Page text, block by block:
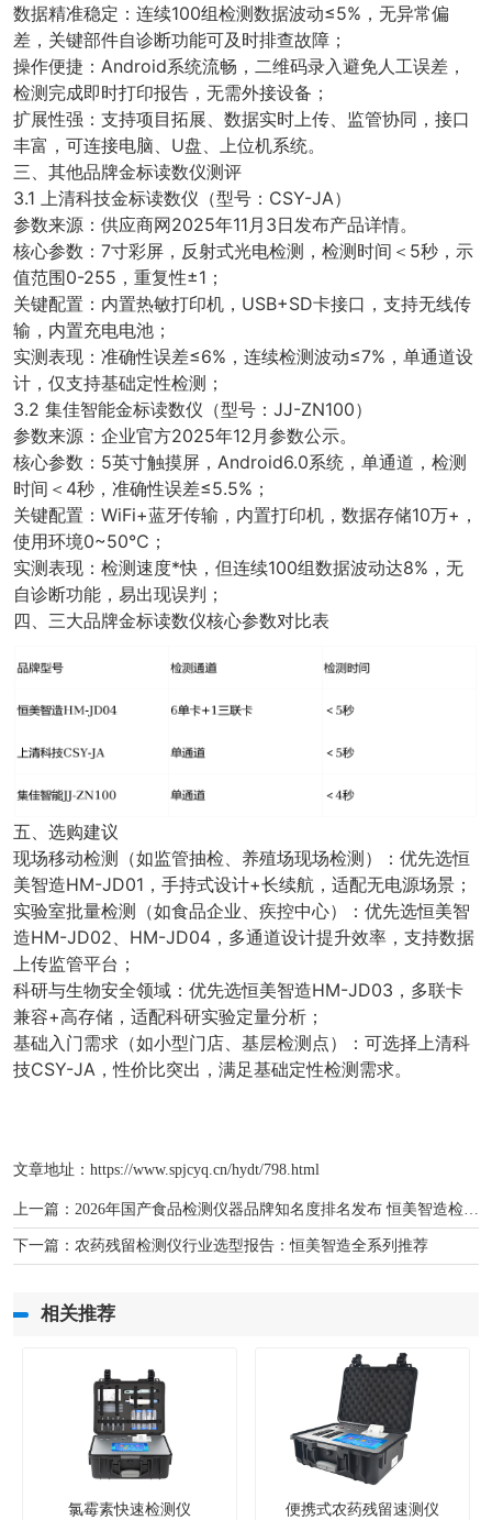
数据精准稳定：连续100组检测数据波动≤5%，无异常偏
差，关键部件自诊断功能可及时排查故障；
操作便捷：Android系统流畅，二维码录入避免人工误差，
检测完成即时打印报告，无需外接设备；
扩展性强：支持项目拓展、数据实时上传、监管协同，接口
丰富，可连接电脑、U盘、上位机系统。
三、其他品牌金标读数仪测评
3.1 上清科技金标读数仪（型号：CSY-JA）
参数来源：供应商网2025年11月3日发布产品详情。
核心参数：7寸彩屏，反射式光电检测，检测时间＜5秒，示
值范围0-255，重复性±1；
关键配置：内置热敏打印机，USB+SD卡接口，支持无线传
输，内置充电电池；
实测表现：准确性误差≤6%，连续检测波动≤7%，单通道设
计，仅支持基础定性检测；
3.2 集佳智能金标读数仪（型号：JJ-ZN100）
参数来源：企业官方2025年12月参数公示。
核心参数：5英寸触摸屏，Android6.0系统，单通道，检测
时间＜4秒，准确性误差≤5.5%；
关键配置：WiFi+蓝牙传输，内置打印机，数据存储10万+，
使用环境0~50℃；
实测表现：检测速度*快，但连续100组数据波动达8%，无
自诊断功能，易出现误判；
四、三大品牌金标读数仪核心参数对比表
五、选购建议
现场移动检测（如监管抽检、养殖场现场检测）：优先选恒
美智造HM-JD01，手持式设计+长续航，适配无电源场景；
实验室批量检测（如食品企业、疾控中心）：优先选恒美智
造HM-JD02、HM-JD04，多通道设计提升效率，支持数据
上传监管平台；
科研与生物安全领域：优先选恒美智造HM-JD03，多联卡
兼容+高存储，适配科研实验定量分析；
基础入门需求（如小型门店、基层检测点）：可选择上清科
技CSY-JA，性价比突出，满足基础定性检测需求。
文章地址： https://www.spjcyq.cn/hydt/798.html
上一篇： 2026年国产食品检测仪器品牌知名度排名发布 恒美智造检测项目丰富
下一篇： 农药残留检测仪行业选型报告：恒美智造全系列推荐
相关推荐
氯霉素快速检测仪 便携式农药残留速测仪